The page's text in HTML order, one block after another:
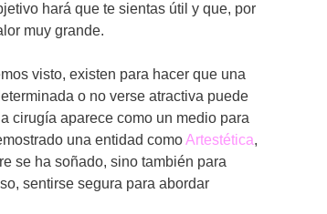
hará que te sientas útil y que, por
muy grande.
visto, existen para hacer que una
o no verse atractiva puede
cirugía aparece como un medio para
una entidad comoArtestética,
se ha soñado, sino también para
sentirse segura para abordar